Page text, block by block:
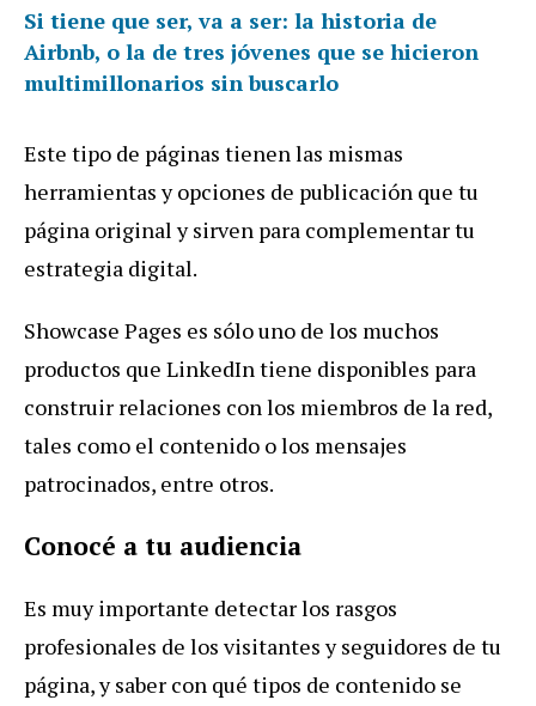
Si tiene que ser, va a ser: la historia de
Airbnb, o la de tres jóvenes que se hicieron
multimillonarios sin buscarlo
Este tipo de páginas tienen las mismas
herramientas y opciones de publicación que tu
página original y sirven para complementar tu
estrategia digital.
Showcase Pages es sólo uno de los muchos
productos que LinkedIn tiene disponibles para
construir relaciones con los miembros de la red,
tales como el contenido o los mensajes
patrocinados, entre otros.
Conocé a tu audiencia
Es muy importante detectar los rasgos
profesionales de los visitantes y seguidores de tu
página, y saber con qué tipos de contenido se